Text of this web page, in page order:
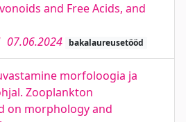
and Free Acids, and
07.06.2024 bakalaureusetööd
morfoloogia ja
Zooplankton
on morphology and